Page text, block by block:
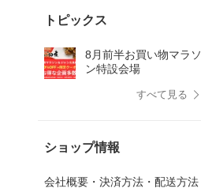
トピックス
8月前半お買い物マラソ
ン特設会場
すべて見る
ショップ情報
会社概要・決済方法・配送方法